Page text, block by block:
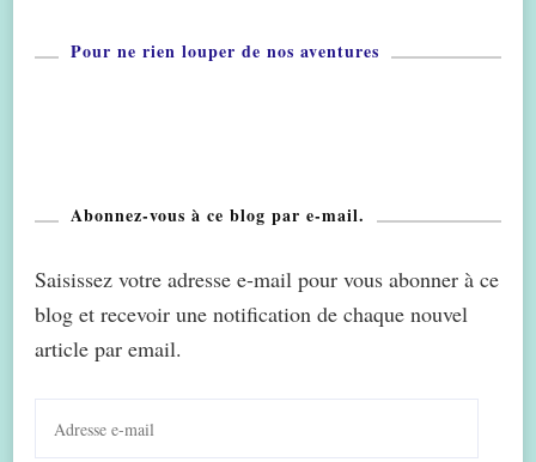
Pour ne rien louper de nos aventures
Abonnez-vous à ce blog par e-mail.
Saisissez votre adresse e-mail pour vous abonner à ce
blog et recevoir une notification de chaque nouvel
article par email.